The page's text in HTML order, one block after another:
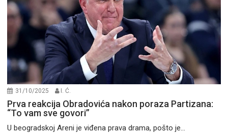
31/10/2025 I. Ć.
Prva reakcija Obradovića nakon poraza Partizana:
“To vam sve govori”
U beogradskoj Areni je viđena prava drama, pošto je...